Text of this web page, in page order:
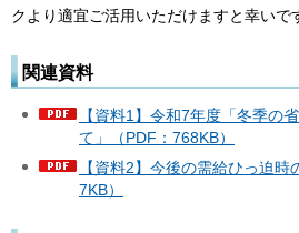
クより適宜ご活用いただけますと幸いで
関連資料
【資料1】令和7年度「冬季の
て」（PDF：768KB）
【資料2】今後の需給ひっ迫
7KB）